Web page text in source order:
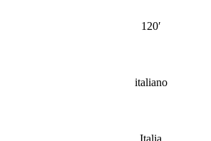
120′
italiano
Italia